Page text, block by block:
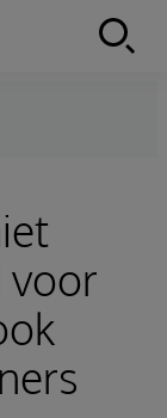
voor